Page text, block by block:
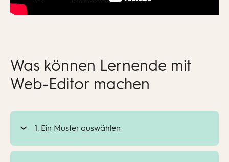
Was können Lernende mit
Web-Editor machen
1. Ein Muster auswählen